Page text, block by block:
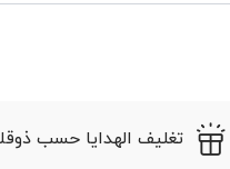
تغليف الهدايا حسب